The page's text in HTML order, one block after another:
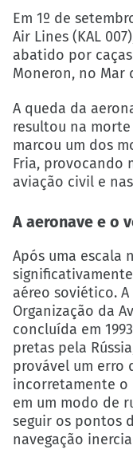
Em 1º de
Air Lines (KAL
abatido por
Moneron, no Mar
A queda da
resultou na
marcou um dos
Fria, provocando
aviação civil e
A aeronave e o
Após uma escala
aéreo soviético.
Organização da
concluída em
pretas pela
provável um erro
incorretamente
em um modo de
seguir os pontos
navegação